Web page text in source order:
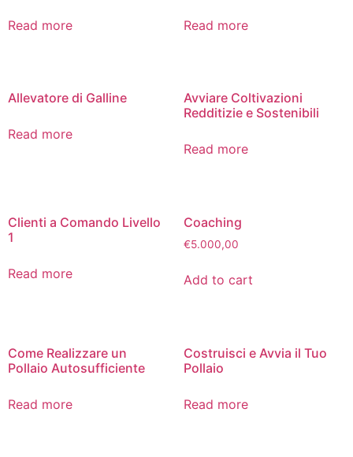
Read more Read more
Allevatore di Galline
Read more
Avviare Coltivazioni
Redditizie e Sostenibili
Read more
Clienti a Comando Livello
1
Read more
Coaching
€5.000,00
Add to cart
Come Realizzare un
Pollaio Autosufficiente
Read more
Costruisci e Avvia il Tuo
Pollaio
Read more